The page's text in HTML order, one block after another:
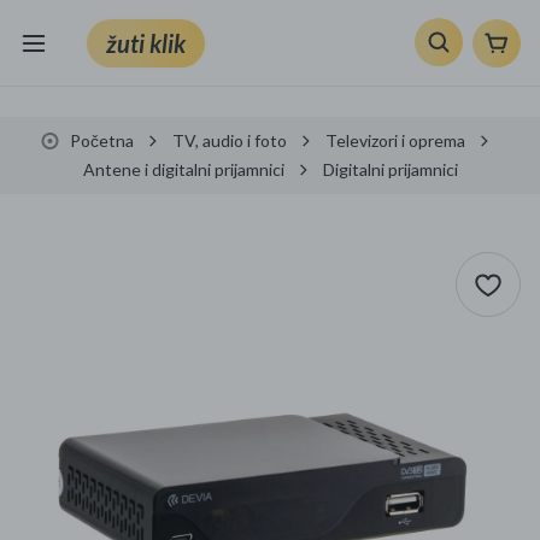
žuti klik
Knjige, škola i ured
Sport i slobodno vrijeme
Ljepota i zdravlje
Početna TV, audio i foto
Televizori i oprema
Antene i digitalni prijamnici
Digitalni prijamnici